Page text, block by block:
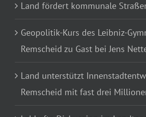
Land fördert kommunale
Geopolitik-Kurs des Leibniz-
Remscheid zu Gast bei Jens
Land unterstützt
Remscheid mit fast drei